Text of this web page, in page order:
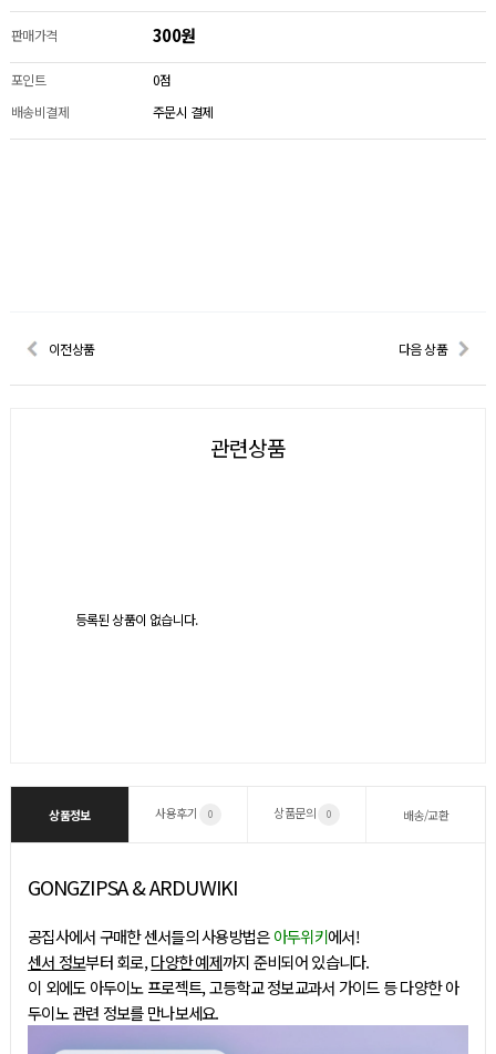
판매가격 300원
포인트
0점
배송비결제
주문시 결제
이전상품 다음 상품
관련상품
등록된 상품이 없습니다.
상품정보 사용후기 0 상품문의 0 배송/교환
GONGZIPSA & ARDUWIKI
공집사에서 구매한 센서들의 사용방법은아두위키에서!
센서 정보부터 회로,다양한 예제까지 준비되어 있습니다.
이 외에도 아두이노 프로젝트, 고등학교 정보교과서 가이드 등 다양한 아
두이노 관련 정보를 만나보세요.